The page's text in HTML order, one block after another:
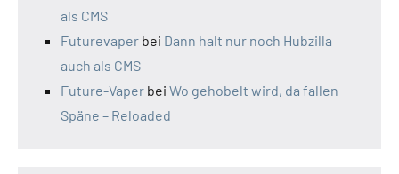
als CMS
Futurevaper bei Dann halt nur noch Hubzilla
auch als CMS
Future-Vaper bei Wo gehobelt wird, da fallen
Späne – Reloaded